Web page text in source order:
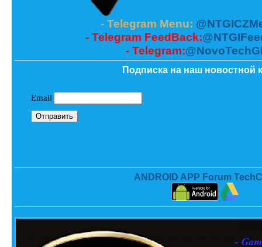
- Telegram Menu:
- Telegram FeedBack:
- Telegram:
Подписка на наш новостной
ANDROID APP Forum